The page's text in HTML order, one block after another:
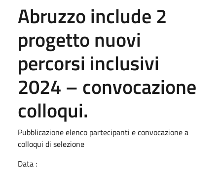
Abruzzo include 2
progetto nuovi
percorsi inclusivi
2024 – convocazione
colloqui.
Pubblicazione elenco partecipanti e convocazione a
colloqui di selezione
Data :